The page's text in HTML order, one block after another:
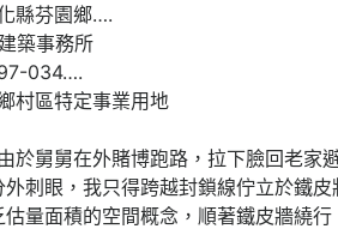
芬園鄉….
事務所
034….
區特定事業用地
舅在外賭博跑路，拉下臉回老家
刺眼，我只得跨越封鎖線佇立於鐵
估量面積的空間概念，順著鐵皮牆繞